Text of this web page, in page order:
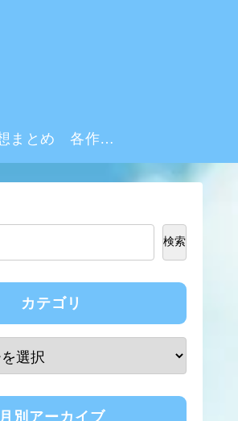
感想まとめ 各作品・シーズンリンク集
検索
カテゴリ
月別アーカイブ